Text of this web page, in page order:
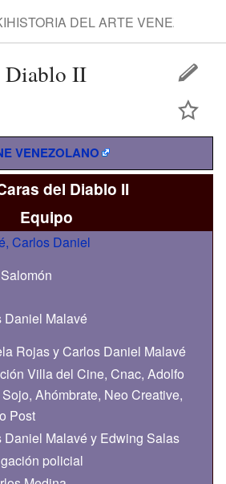
Diablo II
VENEZOLANO
del Diablo II
Equipo
Carlos Daniel
Daniel Malavé
Rojas y Carlos Daniel Malavé
Villa del Cine, Cnac, Adolfo
Ahómbrate, Neo Creative,
Post
Daniel Malavé y Edwing Salas
policial